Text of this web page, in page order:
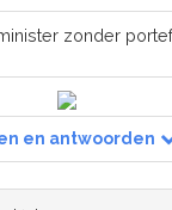
zonder
en antwoorden